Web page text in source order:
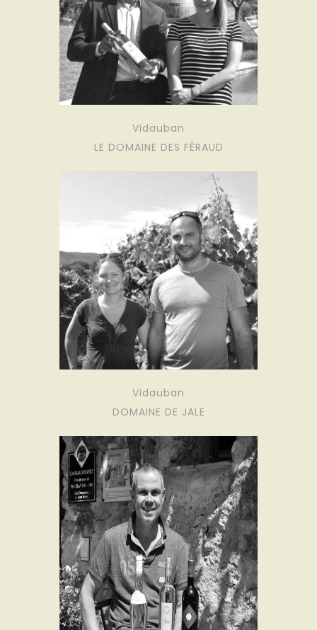
Vidauban
LE DOMAINE DES FÉRAUD
Vidauban
DOMAINE DE JALE